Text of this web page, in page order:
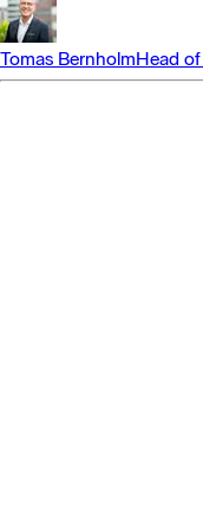
Tomas BernholmHead